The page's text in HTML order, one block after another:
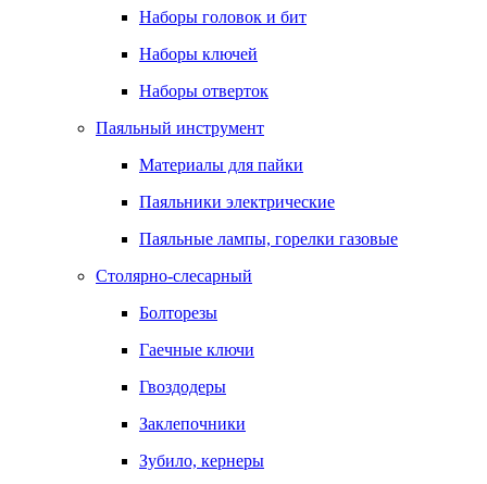
Наборы головок и бит
Наборы ключей
Наборы отверток
Паяльный инструмент
Материалы для пайки
Паяльники электрические
Паяльные лампы, горелки газовые
Столярно-слесарный
Болторезы
Гаечные ключи
Гвоздодеры
Заклепочники
Зубило, кернеры